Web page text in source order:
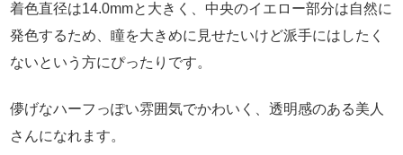
着色直径は14.0mmと大きく、中央のイエロー部分は自然に
発色するため、瞳を大きめに見せたいけど派手にはしたく
ないという方にぴったりです。
儚げなハーフっぽい雰囲気でかわいく、透明感のある美人
さんになれます。